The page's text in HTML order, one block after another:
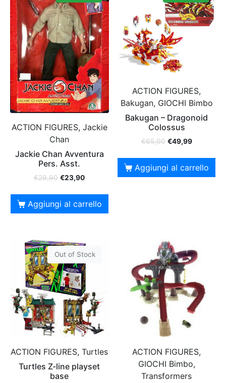
ACTION FIGURES, Jackie
Chan
Jackie Chan Avventura
Pers. Asst.
€29,90 €23,90
Aggiungi al carrello
ACTION FIGURES,
Bakugan, GIOCHI Bimbo
Bakugan – Dragonoid
Colossus
€65,00 €49,99
Aggiungi al carrello
Out of Stock
ACTION FIGURES, Turtles
Turtles Z-line playset
base
ACTION FIGURES,
GIOCHI Bimbo,
Transformers